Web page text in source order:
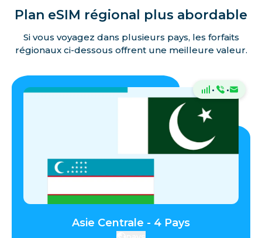
Plan eSIM régional plus abordable
Si vous voyagez dans plusieurs pays, les forfaits
régionaux ci-dessous offrent une meilleure valeur.
· ·
Asie Centrale - 4 Pays